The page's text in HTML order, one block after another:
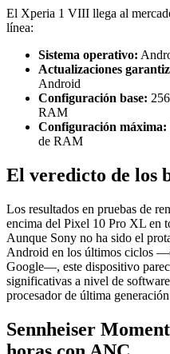
El Xperia 1 VIII llega al
línea:
Sistema operativo:
Actualizaciones
Android
Configuración base:
RAM
Configuración máxima:
de RAM
El veredicto de los
Los resultados en pruebas de
encima del Pixel 10 Pro XL en
Aunque Sony no ha sido el
Android en los últimos ciclos
Google—, este dispositivo
significativas a nivel de
procesador de última
Sennheiser